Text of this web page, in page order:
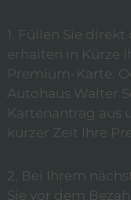
1. Füllen Sie
erhalten in Kürze
Premium-Karte.
Autohaus Walter
Kartenantrag aus
kurzer Zeit Ihre
2. Bei Ihrem
Sie vor dem